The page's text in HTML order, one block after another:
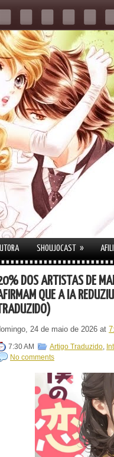
SHOUJOCAST »
DOS ARTISTAS DE
QUE A IA
24 de maio de 2026 at
7:30 AM Artigo Traduzido,
No comments